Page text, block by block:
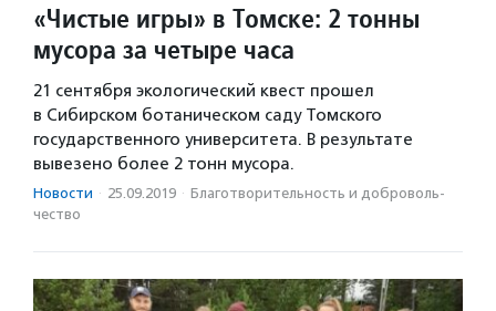
«Чистые игры» в Томске: 2 тонны
мусора за четыре часа
21 сентября экологический квест прошел
в Сибирском ботаническом саду Томского
государственного университета. В результате
вывезено более 2 тонн мусора.
Новости · 25.09.2019 · Благотвори­тель­ность и доброволь­
чест­во